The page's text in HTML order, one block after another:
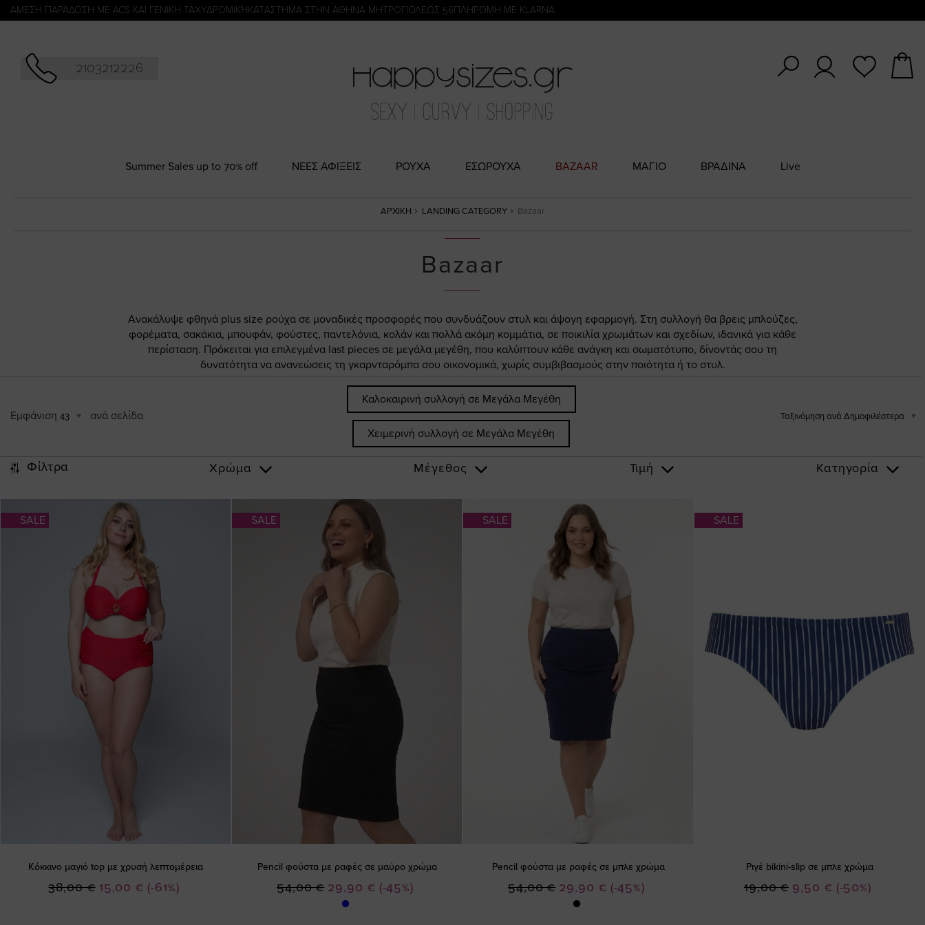
ΑΜΕΣΗ ΠΑΡΑΔΟΣΗ ΜΕ ACS ΚΑΙ ΓΕΝΙΚΗ ΤΑΧΥΔΡΟΜΙΚΉKATΑΣΤΗΜΑ ΣΤΗΝ ΑΘΗΝΑ ΜΗΤΡΟΠΟΛΕΩΣ 56ΠΛΗΡΩΜΗ ΜΕ KLARNA
2103212226
Summer Sales up to 70% off NΕΕΣ ΑΦΙΞΕΙΣ ΡΟΥΧΑ ΕΣΩΡΟΥΧΑ BAZAAR ΜΑΓΙΟ ΒΡΑΔΙΝΑ Live
ΑΡΧΙΚΉ LANDING CATEGORY Bazaar
Bazaar
Ανακάλυψε φθηνά plus size ρούχα σε μοναδικές προσφορές που συνδυάζουν στυλ και άψογη εφαρμογή. Στη συλλογή θα βρεις μπλούζες,
φορέματα, σακάκια, μπουφάν, φούστες, παντελόνια, κολάν και πολλά ακόμη κομμάτια, σε ποικιλία χρωμάτων και σχεδίων, ιδανικά για κάθε
περίσταση. Πρόκειται για επιλεγμένα last pieces σε μεγάλα μεγέθη, που καλύπτουν κάθε ανάγκη και σωματότυπο, δίνοντάς σου τη
δυνατότητα να ανανεώσεις τη γκαρνταρόμπα σου οικονομικά, χωρίς συμβιβασμούς στην ποιότητα ή το στυλ.
Εμφάνιση 43 ανά σελίδα
Καλοκαιρινή συλλογή σε Μεγάλα Μεγέθη
Χειμερινή συλλογή σε Μεγάλα Μεγέθη
Ταξινόμηση ανά Δημοφιλέστερα
Φίλτρα Χρώμα Μέγεθος Τιμή Κατηγορία
SALE
Κόκκινο μαγιό top με χρυσή λεπτομέρεια
(-61%)
Ειδική
15,00 €
38,00 €
SALE
Pencil φούστα με ραφές σε μαύρο χρώμα
(-45%)
Ειδική
Τιμή
29,90 €
54,00 €
SALE
Pencil φούστα με ραφές σε μπλε χρώμα
(-45%)
Ειδική
Τιμή
29,90 €
54,00 €
SALE
Ριγέ bikini-slip σε μπλε χρώμα
(-50%)
Ειδική
9,50 €
19,00 €
Αναζήτηση